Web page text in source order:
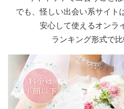
でも、怪しい出会い系サイト
安心して使えるオンラ
ランキング形式で比